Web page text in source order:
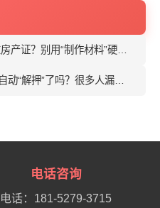
电话咨询
电话：181-5279-3715